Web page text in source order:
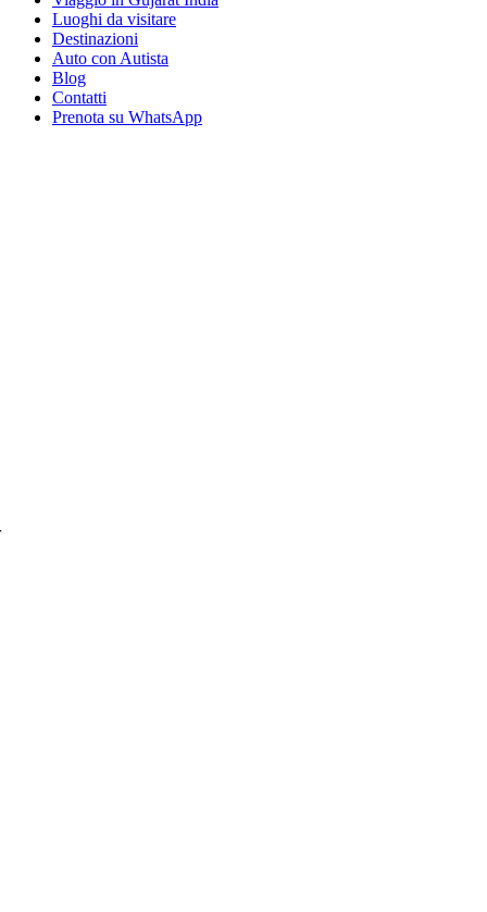
Luoghi da visitare
Destinazioni
Auto con Autista
Blog
Contatti
Prenota su WhatsApp